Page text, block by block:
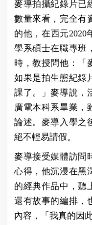
麥導拍攝紀錄片已
數量來看，完全有
的他，在西元2020
學系碩士在職專班
時，教授問他：「
如果是拍生態紀錄
課了。」麥導說，
廣電本科系畢業，
論述。麥導入學之
絕不輕易請假。
麥導接受媒體訪問
心得，他沉浸在黑
的經典作品中，聽
還有故事的編排，
內容，「我真的因